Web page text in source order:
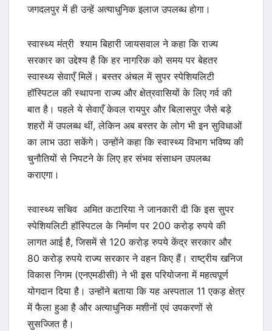
जगदलपुर में ही उन्हें अत्याधुनिक इलाज उपलब्ध होगा।
स्वास्थ्य मंत्री श्याम बिहारी जायसवाल ने कहा कि राज्य
सरकार का उद्देश्य है कि हर नागरिक को समय पर बेहतर
स्वास्थ्य सेवाएँ मिलें। बस्तर अंचल में सुपर स्पेशियलिटी
हॉस्पिटल की स्थापना राज्य और क्षेत्रवासियों के लिए गर्व की
बात है। पहले ये सेवाएँ केवल रायपुर और बिलासपुर जैसे बड़े
शहरों में उपलब्ध थीं, लेकिन अब बस्तर के लोग भी इन सुविधाओं
का लाभ उठा सकेंगे। उन्होंने कहा कि स्वास्थ्य विभाग भविष्य की
चुनौतियों से निपटने के लिए हर संभव संसाधन उपलब्ध
कराएगा।
स्वास्थ्य सचिव अमित कटारिया ने जानकारी दी कि इस सुपर
स्पेशियलिटी हॉस्पिटल के निर्माण पर 200 करोड़ रुपये की
लागत आई है, जिसमें से 120 करोड़ रुपये केंद्र सरकार और
80 करोड़ रुपये राज्य सरकार ने वहन किए हैं। राष्ट्रीय खनिज
विकास निगम (एनएमडीसी) ने भी इस परियोजना में महत्वपूर्ण
योगदान दिया है। उन्होंने बताया कि यह अस्पताल 11 एकड़ क्षेत्र
में फैला हुआ है और अत्याधुनिक मशीनों एवं उपकरणों से
सुसज्जित है।